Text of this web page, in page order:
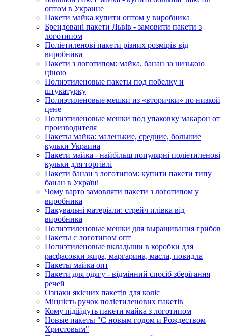
оптом в Украине
Пакети майка купити оптом у виробника
Брендовані пакети Львів - замовити пакети з
логотипом
Поліетиленові пакети різних розмірів від
виробника
Пакети з логотипом: майка, банан за низькою
ціною
Полиэтиленовые пакеты под побелку и
штукатурку
Полиэтиленовые мешки из «вторички» по низкой
цене
Полиэтиленовые мешки под упаковку макарон от
производителя
Пакеты майка: маленькие, средние, большие
кульки Украина
Пакети майка - найбільш популярні поліетиленові
кульки для торгівлі
Пакети банан з логотипом: купити пакети типу
банан в Україні
Чому варто замовляти пакети з логотипом у
виробника
Пакувальні матеріали: стрейч плівка від
виробника
Полиэтиленовые мешки для выращивания грибов
Пакеты с логотипом опт
Полиэтиленовые вкладыши в коробки для
расфасовки жира, маргарина, масла, повидла
Пакеты майка опт
Пакети для одягу - відмінний спосіб зберігання
речей
Ознаки якісних пакетів для коліс
Міцність ручок поліетиленових пакетів
Кому підійдуть пакети майка з логотипом
Новые пакеты "С новым годом и Рождеством
Христовым"